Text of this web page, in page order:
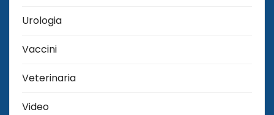
Urologia
Vaccini
Veterinaria
Video